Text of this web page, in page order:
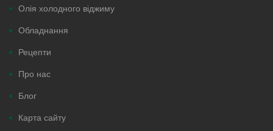
Олія холодного віджиму
Обладнання
Рецепти
Про нас
Блог
Карта сайту